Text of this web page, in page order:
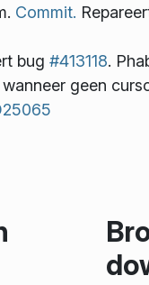
Commit.
bug #413118.
geen